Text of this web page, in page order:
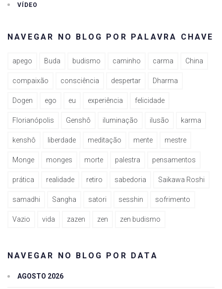
VÍDEO
NAVEGAR NO BLOG POR PALAVRA CHAVE
apego Buda budismo caminho carma China
compaixão consciência despertar Dharma
Dogen ego eu experiência felicidade
Florianópolis Genshô iluminação ilusão karma
kenshô liberdade meditação mente mestre
Monge monges morte palestra pensamentos
prática realidade retiro sabedoria Saikawa Roshi
samadhi Sangha satori sesshin sofrimento
Vazio vida zazen zen zen budismo
NAVEGAR NO BLOG POR DATA
AGOSTO 2026